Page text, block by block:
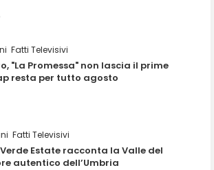
Fatti Televisivi
"La Promessa" non lascia il prime
resta per tutto agosto
Fatti Televisivi
Verde Estate racconta la Valle del
autentico dell’Umbria